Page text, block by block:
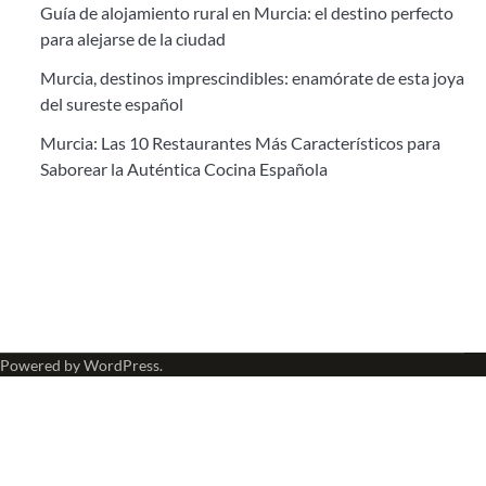
Guía de alojamiento rural en Murcia: el destino perfecto
para alejarse de la ciudad
Murcia, destinos imprescindibles: enamórate de esta joya
del sureste español
Murcia: Las 10 Restaurantes Más Característicos para
Saborear la Auténtica Cocina Española
byWordPress.